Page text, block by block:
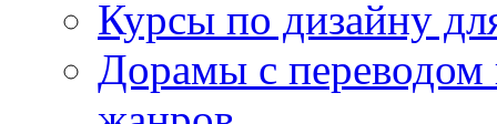
Курсы по дизайну
Дорамы с переводом